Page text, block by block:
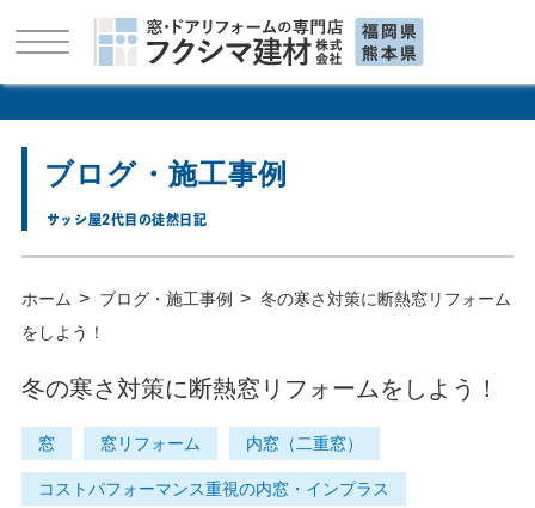
ブログ・施工事例
サッシ屋2代目の徒然日記
ホーム > ブログ・施工事例 > 冬の寒さ対策に断熱窓リフォーム
をしよう！
冬の寒さ対策に断熱窓リフォームをしよう！
窓 窓リフォーム 内窓（二重窓）
コストパフォーマンス重視の内窓・インプラス